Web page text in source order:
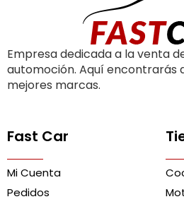
Empresa dedicada a la venta
automoción. Aquí encontrarás
mejores marcas.
Fast Car
Mi Cuenta
Pedidos